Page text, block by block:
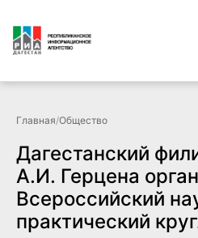
Главная/Общество
Дагестанский
А.И. Герцена
Всероссийский
практический